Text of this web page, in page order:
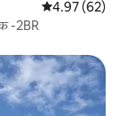
औसत रेटिंग 5 में
4.97 (62)
-2BR